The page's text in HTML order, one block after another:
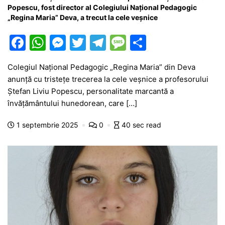
Popescu, fost director al Colegiului Naţional Pedagogic
„Regina Maria” Deva, a trecut la cele veșnice
F
a
c
e
b
o
W
h
at
s
A
p
M
s
s
e
n
er
T
itt
er
T
e
gr
a
m
M
e
s
s
a
g
ar
ta
je
z
Colegiul Național Pedagogic „Regina Maria” din Deva
anunță cu tristețe trecerea la cele veșnice a profesorului
Ștefan Liviu Popescu, personalitate marcantă a
învățământului hunedorean, care […]
1 septembrie 2025 0 40 sec read